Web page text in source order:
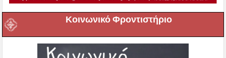
Κοινωνικό Φροντιστήριο